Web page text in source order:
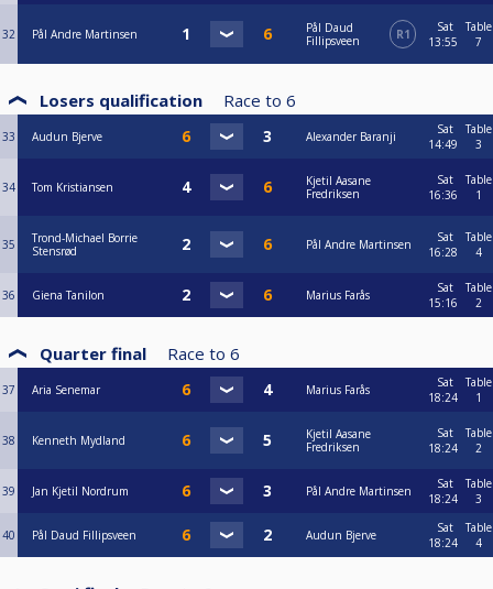
32 Pål Andre Martinsen
Pål Daud
Fillipsveen
R1
Sat
13:55
Table
7
Losers qualification Race to 6
33 Audun Bjerve Alexander Baranji
Sat
14:49
Table
3
34 Tom Kristiansen
Kjetil Aasane
Fredriksen
Sat
16:36
Table
1
35
Trond-Michael Borrie
Stensrød
Pål Andre Martinsen
Sat
16:28
Table
4
36 Giena Tanilon Marius Farås
Sat
15:16
Table
2
Quarter final Race to 6
37 Aria Senemar Marius Farås
Sat
18:24
Table
1
38 Kenneth Mydland
Kjetil Aasane
Fredriksen
Sat
18:24
Table
2
39 Jan Kjetil Nordrum Pål Andre Martinsen
Sat
18:24
Table
3
40 Pål Daud Fillipsveen Audun Bjerve
Sat
18:24
Table
4